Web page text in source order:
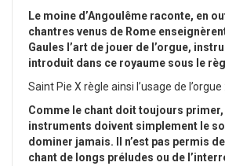
Le moine d’Angoulême raconte, en
chantres venus de Rome
Gaules l’art de jouer de l’orgue,
introduit dans ce royaume sous le
Saint Pie X règle ainsi l’usage de l’orgue :
Comme le chant doit toujours primer,
instruments doivent simplement le
dominer jamais. Il n’est pas permis
chant de longs préludes ou de